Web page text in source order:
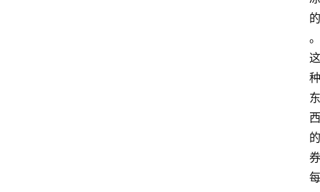
的
。
这
种
东
西
的
券
每